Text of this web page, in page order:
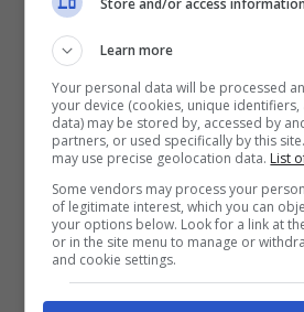
Aniston
L’ex attrice di Friendsha
milioni di dollari per
camere da letto, 3 bagni,
indipendente dove
palestra e soprattutto un
Store and/or access
Learn more
Your personal data will be processed
your device (cookies, unique
data) may be stored by, accessed by
partners, or used specifically by this
may use precise geolocation data. List
Some vendors may process your
of legitimate interest, which you can
your options below. Look for a link at
or in the site menu to manage or
and cookie settings.